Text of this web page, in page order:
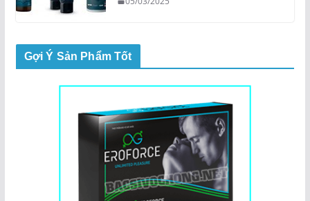
Gợi Ý Sản Phẩm Tốt